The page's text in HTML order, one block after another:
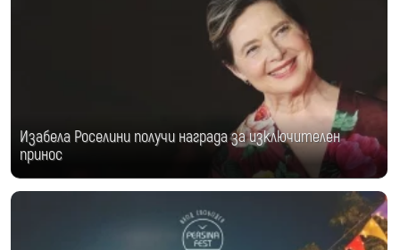
Изабела Роселини получи награда за изключителен
принос